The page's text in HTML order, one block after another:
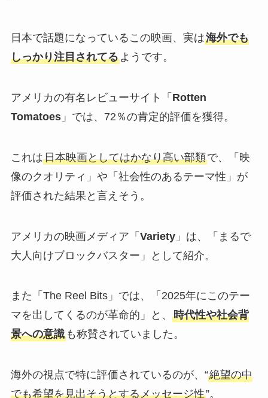
日本で話題になっているこの映画、実は海外でも
しっかり注目されてるようです。
アメリカの有名レビューサイト「 Rotten
Tomatoes」では、72％の肯定的評価を獲得。
これは日本映画としてはかなり高い部類で、「映
像のクオリティ」や「社会性のあるテーマ性」が
評価された結果と言えそう。
アメリカの映画メディア「 Variety」は、「まるで
大人向けブロックバスター」として紹介。
また「The Reel Bits」では、「2025年にこのテー
マを出してくるのが革命的」と、 時代性や社会背
景への意識も称賛されていました。
海外の視点で特に評価されているのが、“絶望の中
でも希望を見出そうとするメッセージ性”。